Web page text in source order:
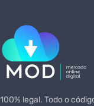
legal. Todo o